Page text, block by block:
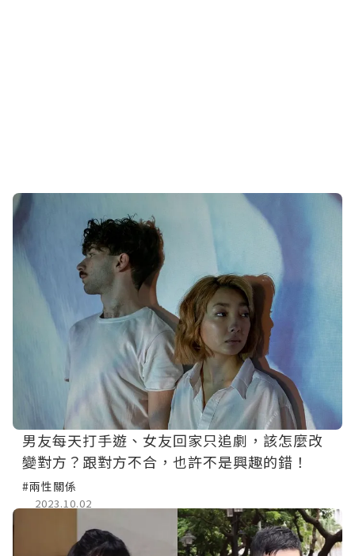
男友每天打手遊、女友回家只追劇，該怎麼改
變對方？跟對方不合，也許不是興趣的錯！
#兩性關係
2023.10.02